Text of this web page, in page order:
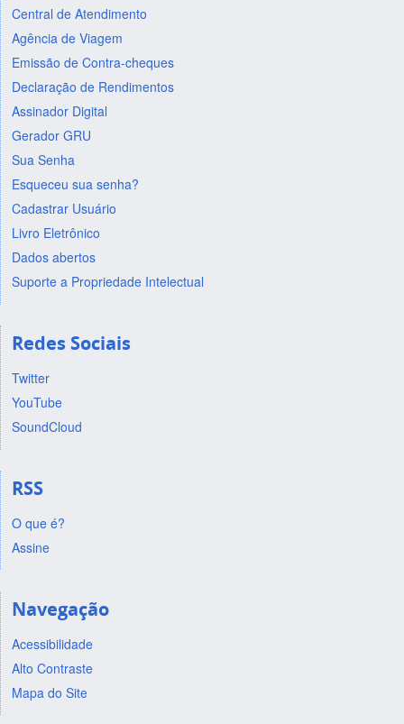
Central de Atendimento
Agência de Viagem
Emissão de Contra-cheques
Declaração de Rendimentos
Assinador Digital
Gerador GRU
Sua Senha
Esqueceu sua senha?
Cadastrar Usuário
Livro Eletrônico
Dados abertos
Suporte a Propriedade Intelectual
Redes Sociais
Twitter
YouTube
SoundCloud
RSS
O que é?
Assine
Navegação
Acessibilidade
Alto Contraste
Mapa do Site